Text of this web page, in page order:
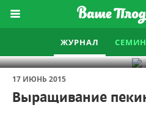
ЖУРНАЛ
17 ИЮНЬ 2015
Выращивание